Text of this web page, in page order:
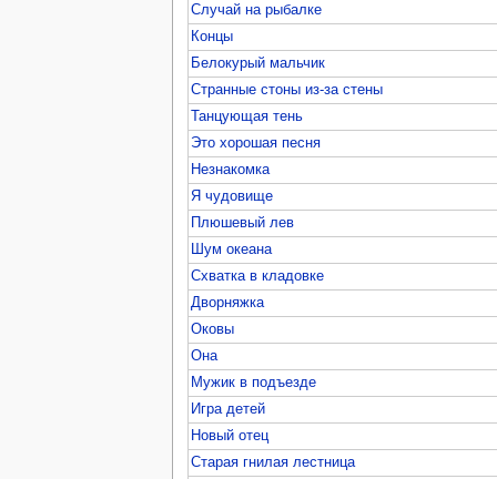
Случай на рыбалке
Концы
Белокурый мальчик
Странные стоны из-за стены
Танцующая тень
Это хорошая песня
Незнакомка
Я чудовище
Плюшевый лев
Шум океана
Схватка в кладовке
Дворняжка
Оковы
Она
Мужик в подъезде
Игра детей
Новый отец
Старая гнилая лестница